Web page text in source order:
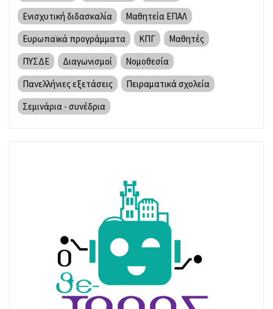
Ενισχυτική διδασκαλία
Μαθητεία ΕΠΑΛ
Ευρωπαϊκά προγράμματα
ΚΠΓ
Μαθητές
ΠΥΣΔΕ
Διαγωνισμοί
Νομοθεσία
Πανελλήνιες εξετάσεις
Πειραματικά σχολεία
Σεμινάρια - συνέδρια